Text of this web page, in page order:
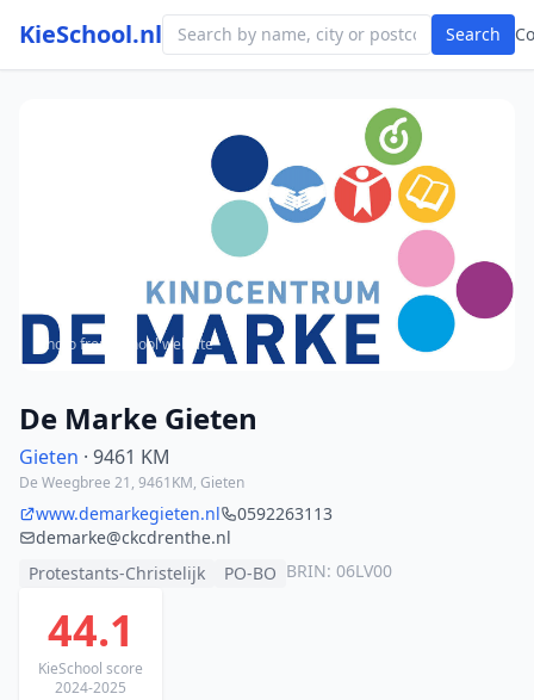
KieSchool.nl Search
Photo from school website
De Marke Gieten
Gieten · 9461 KM
De Weegbree 21, 9461KM, Gieten
www.demarkegieten.nl
0592263113
demarke@ckcdrenthe.nl
Protestants-Christelijk
PO-BO BRIN: 06LV00
44.1
KieSchool score
2024-2025